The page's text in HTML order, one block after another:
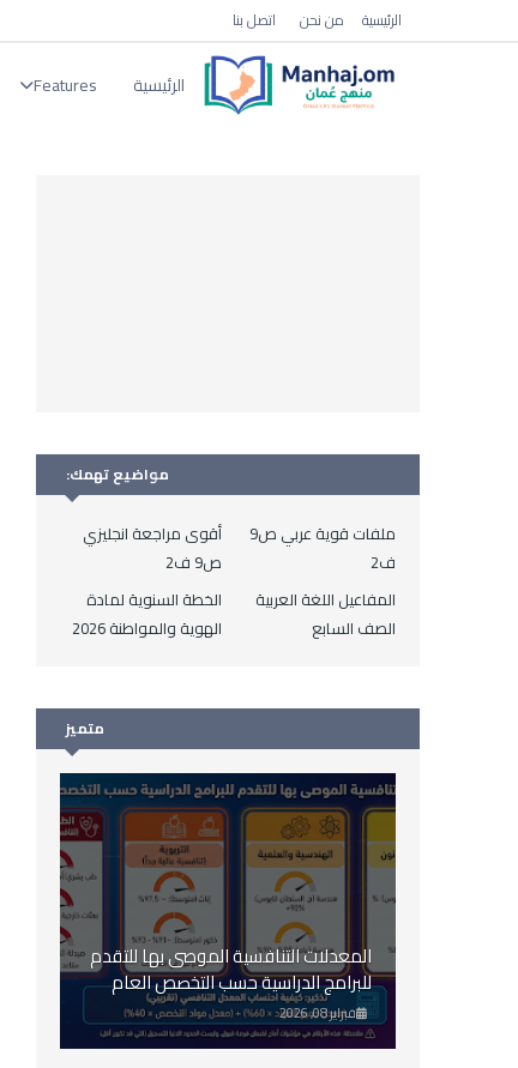
الرئيسية من نحن اتصل بنا
الرئيسية Features
مواضيع تهمك:
أقوى مراجعة انجليزي
ص9 ف2
ملفات قوية عربي ص9
ف2
الخطة السنوية لمادة
الهوية والمواطنة 2026
المفاعيل اللغة العربية
الصف السابع
متميز
المعدلات التنافسية الموصى بها للتقدم
للبرامج الدراسية حسب التخصص العام
2026
فبراير 08, 2026